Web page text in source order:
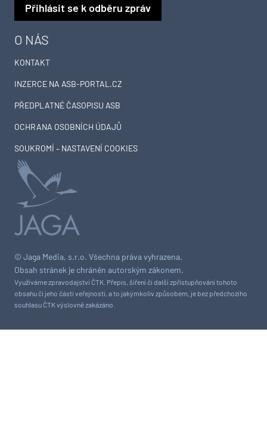
© Jaga Media, s.r.o. Všechna práva vyhrazena.
Obsah stránek je chráněn autorským zákonem.
Využíváme zpravodajství ČTK. Přepis, šíření či další zpřístupňování tohoto
obsahu či jeho části veřejnosti, a to jakýmkoliv způsobem, je bez předchozího
souhlasu ČTK výslovně zakázáno.
O NÁS
KONTAKT
INZERCE NA ASB-PORTAL.CZ
PŘEDPLATNÉ ČASOPISU ASB
OCHRANA OSOBNÍCH ÚDAJŮ
SOUKROMÍ – NASTAVENÍ COOKIES
Přihlásit se k odběru zpráv